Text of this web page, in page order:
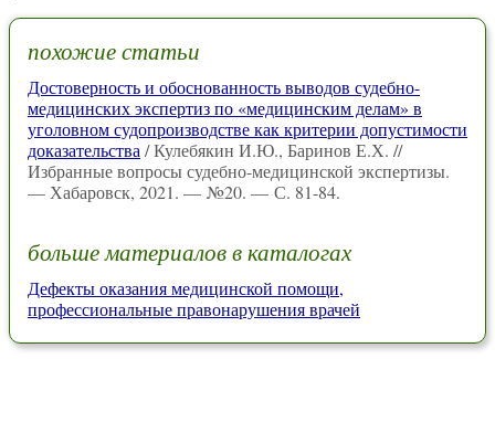
похожие статьи
Достоверность и обоснованность выводов судебно-
медицинских экспертиз по «медицинским делам» в
уголовном судопроизводстве как критерии допустимости
доказательства/ Кулебякин И.Ю., Баринов Е.Х. //
Избранные вопросы судебно-медицинской экспертизы.
— Хабаровск, 2021. — №20. — С. 81-84.
больше материалов в каталогах
Дефекты оказания медицинской помощи,
профессиональные правонарушения врачей